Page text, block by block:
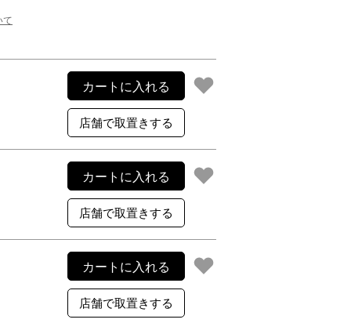
て
カートに入れる
カートに入れる
カートに入れる